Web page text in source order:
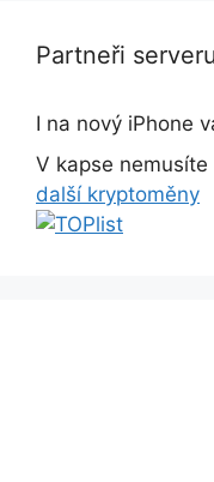
Partneři serveru
I na nový iPhone
V kapse
další kryptoměny